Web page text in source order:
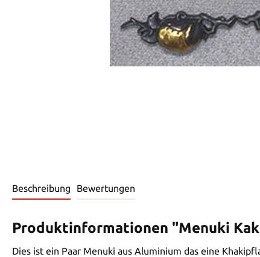
Beschreibung Bewertungen
Produktinformationen "Menuki
Dies ist ein Paar Menuki aus Aluminium das eine